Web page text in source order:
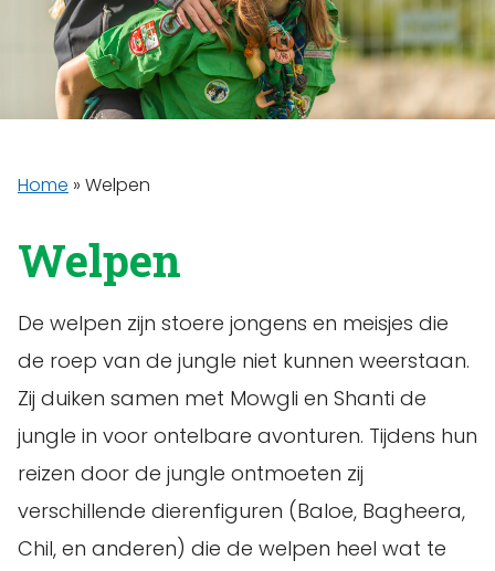
Home » Welpen
Welpen
De welpen zijn stoere jongens en meisjes die
de roep van de jungle niet kunnen weerstaan.
Zij duiken samen met Mowgli en Shanti de
jungle in voor ontelbare avonturen. Tijdens hun
reizen door de jungle ontmoeten zij
verschillende dierenfiguren (Baloe, Bagheera,
Chil, en anderen) die de welpen heel wat te